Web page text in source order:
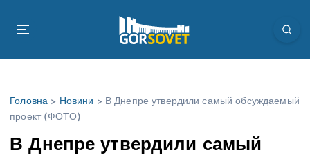
Головна > Новини > В Днепре утвердили самый обсуждаемый
проект (ФОТО)
В Днепре утвердили самый